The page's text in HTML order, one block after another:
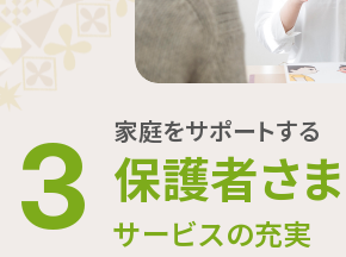
3 家庭をサポートする
保護者さま
サービスの充実